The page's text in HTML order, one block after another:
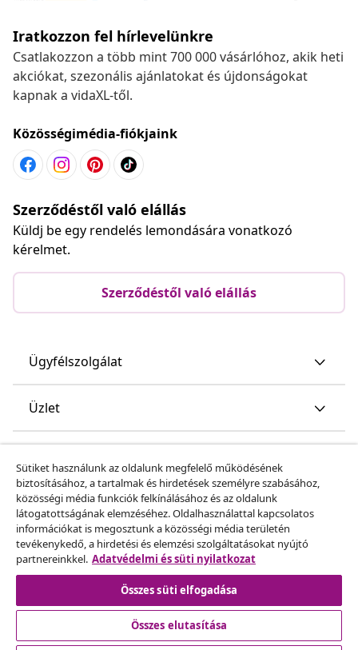
Iratkozzon fel hírlevelünkre
Csatlakozzon a több mint 700 000 vásárlóhoz, akik heti
akciókat, szezonális ajánlatokat és újdonságokat
kapnak a vidaXL-től.
Közösségimédia-fiókjaink
Szerződéstől való elállás
Küldj be egy rendelés lemondására vonatkozó
kérelmet.
Szerződéstől való elállás
Ügyfélszolgálat
Üzlet
Fedezz fel többet
© 2008-2026 vidaXL A www.vidaxl.hu a vidaXL Marketplace
Europe B.V. Weboldala
Sütiket használunk az oldalunk megfelelő működésének
biztosításához, a tartalmak és hirdetések személyre szabásához,
közösségi média funkciók felkínálásához és az oldalunk
látogatottságának elemzéséhez. Oldalhasználattal kapcsolatos
információkat is megosztunk a közösségi média területén
tevékenykedő, a hirdetési és elemzési szolgáltatásokat nyújtó
partnereinkkel. Adatvédelmi és süti nyilatkozat
Összes süti elfogadása
Összes elutasítása